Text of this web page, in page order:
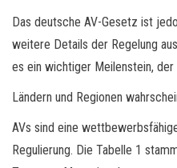
Das deutsche AV-Gesetz ist
weitere Details der Regelung
es ein wichtiger Meilenstein, der
Ländern und Regionen
AVs sind eine
Regulierung. Die Tabelle 1